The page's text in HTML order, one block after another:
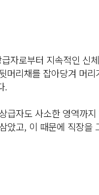
자로부터 지속적인 신
머리채를 잡아당겨 머
.
급자도 사소한 영역까
았고, 이 때문에 직장